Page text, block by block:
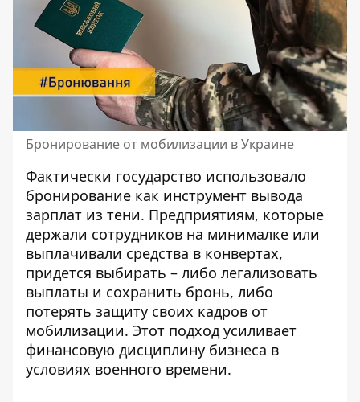
Бронирование от мобилизации в Украине
Фактически государство использовало
бронирование как инструмент вывода
зарплат из тени. Предприятиям, которые
держали сотрудников на минималке или
выплачивали средства в конвертах,
придется выбирать – либо легализовать
выплаты и сохранить бронь, либо
потерять защиту своих кадров от
мобилизации. Этот подход усиливает
финансовую дисциплину бизнеса в
условиях военного времени.